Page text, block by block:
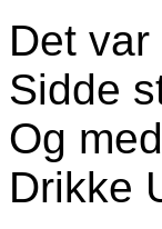
Det
Sidde
Og
Drikke